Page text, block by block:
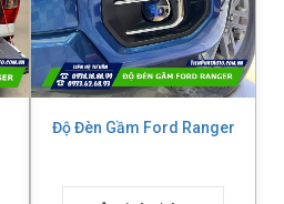
Độ Đèn Gầm Ford Ranger